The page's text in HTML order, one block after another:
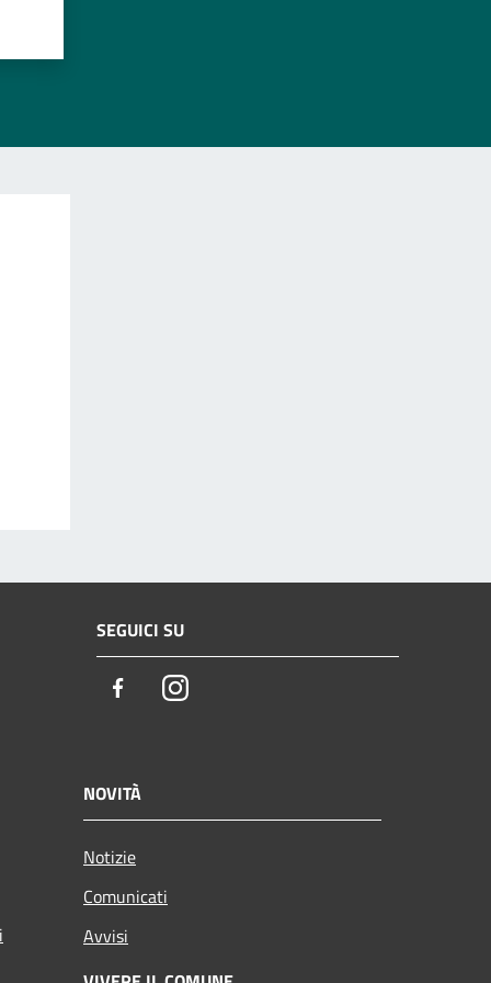
SEGUICI SU
FacebookInstagram
NOVITÀ
Notizie
Comunicati
Avvisi